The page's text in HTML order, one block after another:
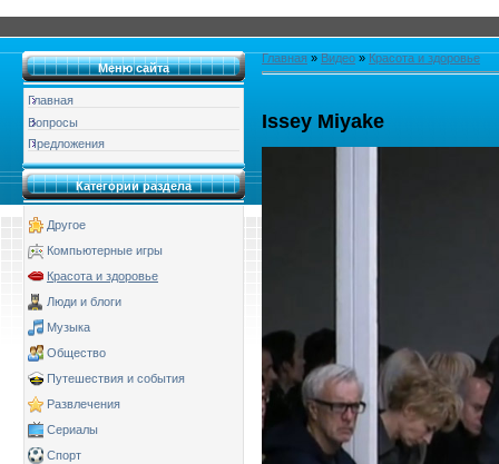
Меню сайта
Главная
Вопросы
Предложения
Категории раздела
Другое
Компьютерные игры
Красота и здоровье
Люди и блоги
Музыка
Общество
Путешествия и события
Развлечения
Сериалы
Спорт
Главная » Видео » Красота и здоровье
Issey Miyake